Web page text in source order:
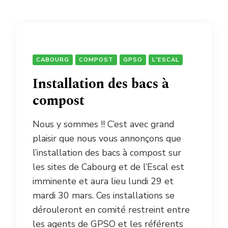
CABOURG COMPOST GPSO L'ESCAL
Installation des bacs à
compost
Nous y sommes !! C’est avec grand
plaisir que nous vous annonçons que
l’installation des bacs à compost sur
les sites de Cabourg et de l’Escal est
imminente et aura lieu lundi 29 et
mardi 30 mars. Ces installations se
dérouleront en comité restreint entre
les agents de GPSO et les référents